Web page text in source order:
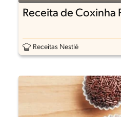
Receita de Coxinha
Receitas Nestlé